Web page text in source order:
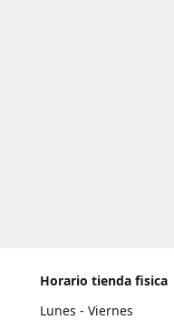
Horario tienda fisica
Lunes - Viernes